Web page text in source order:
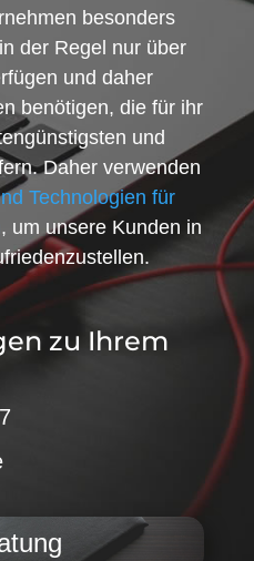
besonders
der Regel nur über
und daher
benötigen, die für ihr
und
Daher verwenden
Technologien für
, um unsere Kunden in
zu Ihrem